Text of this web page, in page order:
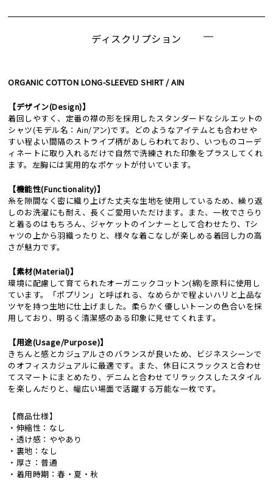
ディスクリプション
ORGANIC COTTON LONG-SLEEVED SHIRT / AIN
【デザイン(Design)】
着回しやすく、定番の襟の形を採用したスタンダードなシルエットの
シャツ(モデル名：Ain/アン)です。どのようなアイテムとも合わせや
すい程よい間隔のストライプ柄があしらわれており、いつものコーデ
ィネートに取り入れるだけで自然で洗練された印象をプラスしてくれ
ます。左胸には実用的なポケットが付いています。
【機能性(Functionality)】
糸を隙間なく密に織り上げた丈夫な生地を使用しているため、繰り返
しのお洗濯にも耐え、長くご愛用いただけます。また、一枚でさらり
と着るのはもちろん、ジャケットのインナーとして合わせたり、Tシ
ャツの上から羽織ったりと、様々な着こなしが楽しめる着回し力の高
さが魅力です。
【素材(Material)】
環境に配慮して育てられたオーガニックコットン(綿)を原料に使用し
ています。「ポプリン」と呼ばれる、なめらかで程よいハリと上品な
ツヤを持つ生地に仕上げました。柔らかく優しいトーンの色合いを採
用しており、明るく清潔感のある印象に見せてくれます。
【用途(Usage/Purpose)】
きちんと感とカジュアルさのバランスが良いため、ビジネスシーンで
のオフィスカジュアルに最適です。また、休日にスラックスと合わせ
てスマートにまとめたり、デニムと合わせてリラックスしたスタイル
を楽しんだりと、幅広い場面で活躍する万能な一枚です。
【商品仕様】
・伸縮性：なし
・透け感：ややあり
・裏地：なし
・厚さ：普通
・着用時期：春・夏・秋